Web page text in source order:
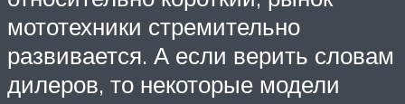
мототехники стремительно
развивается. А если верить словам
дилеров, то некоторые модели